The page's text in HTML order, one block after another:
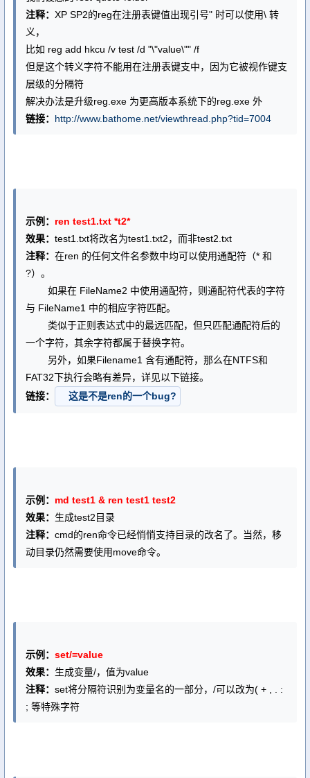
注释： XP SP2的reg在注册表键值出现引号" 时可以使用\ 转
义，
比如 reg add hkcu /v test /d "\"value\"" /f
但是这个转义字符不能用在注册表键支中，因为它被视作键支
层级的分隔符
解决办法是升级reg.exe 为更高版本系统下的reg.exe 外
链接： http://www.bathome.net/viewthread.php?tid=7004
示例： ren test1.txt *t2*
效果： test1.txt将改名为test1.txt2，而非test2.txt
注释： 在ren 的任何文件名参数中均可以使用通配符（* 和
?）。
如果在 FileName2 中使用通配符，则通配符代表的字符
与 FileName1 中的相应字符匹配。
类似于正则表达式中的最远匹配，但只匹配通配符后的
一个字符，其余字符都属于替换字符。
另外，如果Filename1 含有通配符，那么在NTFS和
FAT32下执行会略有差异，详见以下链接。
链接：
这是不是ren的一个bug?
示例： md test1 & ren test1 test2
效果： 生成test2目录
注释： cmd的ren命令已经悄悄支持目录的改名了。当然，移
动目录仍然需要使用move命令。
示例： set/=value
效果： 生成变量/，值为value
注释： set将分隔符识别为变量名的一部分，/可以改为( + , . :
; 等特殊字符